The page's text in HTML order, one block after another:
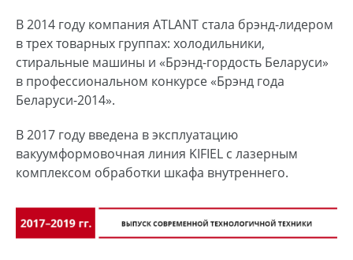
В 2014 году компания ATLANT стала брэнд-лидером
в трех товарных группах: холодильники,
стиральные машины и «Брэнд-гордость Беларуси»
в профессиональном конкурсе «Брэнд года
Беларуси-2014».
В 2017 году введена в эксплуатацию
вакуумформовочная линия KIFIEL с лазерным
комплексом обработки шкафа внутреннего.